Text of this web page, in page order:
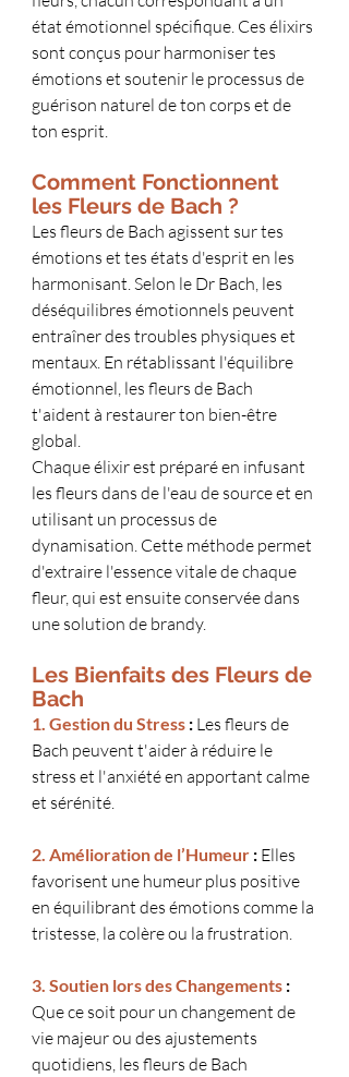
état émotionnel spécifique. Ces élixirs
sont conçus pour harmoniser tes
émotions et soutenir le processus de
guérison naturel de ton corps et de
ton esprit.
Comment Fonctionnent
les Fleurs de Bach ?
Les fleurs de Bach agissent sur tes
émotions et tes états d'esprit en les
harmonisant. Selon le Dr Bach, les
déséquilibres émotionnels peuvent
entraîner des troubles physiques et
mentaux. En rétablissant l'équilibre
émotionnel, les fleurs de Bach
t'aident à restaurer ton bien-être
global.
Chaque élixir est préparé en infusant
les fleurs dans de l'eau de source et en
utilisant un processus de
dynamisation. Cette méthode permet
d'extraire l'essence vitale de chaque
fleur, qui est ensuite conservée dans
une solution de brandy.
Les Bienfaits des Fleurs de
Bach
1. Gestion du Stress : Les fleurs de
Bach peuvent t'aider à réduire le
stress et l'anxiété en apportant calme
et sérénité.
2. Amélioration de l’Humeur : Elles
favorisent une humeur plus positive
en équilibrant des émotions comme la
tristesse, la colère ou la frustration.
3. Soutien lors des Changements :
Que ce soit pour un changement de
vie majeur ou des ajustements
quotidiens, les fleurs de Bach